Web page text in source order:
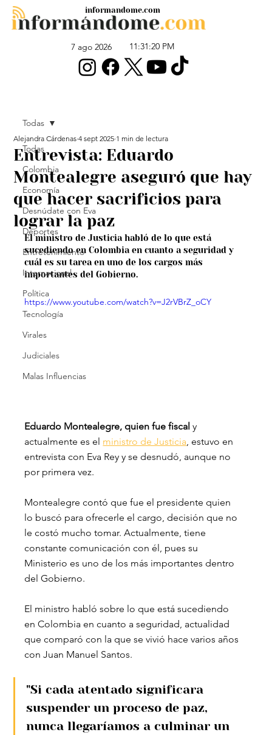
7 ago 2026 11:31:20 PM
informandome.com
Todas
Colombia
Economía
Desnúdate con Eva
Deportes
Entretenimiento
Internacional
Política
Tecnología
Virales
Judiciales
Malas Influencias
Todas
Entrevista: Eduardo
Montealegre aseguró que hay
que hacer sacrificios para
lograr la paz
Alejandra Cárdenas 4 sept 2025 1 min de lectura
El ministro de Justicia habló de lo que está
sucediendo en Colombia en cuanto a seguridad y
cuál es su tarea en uno de los cargos más
importantes del Gobierno.
https://www.youtube.com/watch?v=J2rVBrZ_oCY
Eduardo Montealegre, quien fue fiscal y
actualmente es el ministro de Justicia, estuvo en
entrevista con Eva Rey y se desnudó, aunque no
por primera vez.
Montealegre contó que fue el presidente quien
lo buscó para ofrecerle el cargo, decisión que no
le costó mucho tomar. Actualmente, tiene
constante comunicación con él, pues su
Ministerio es uno de los más importantes dentro
del Gobierno.
El ministro habló sobre lo que está sucediendo
en Colombia en cuanto a seguridad, actualidad
que comparó con la que se vivió hace varios años
con Juan Manuel Santos.
"Si cada atentado significara
suspender un proceso de paz,
nunca llegaríamos a culminar un